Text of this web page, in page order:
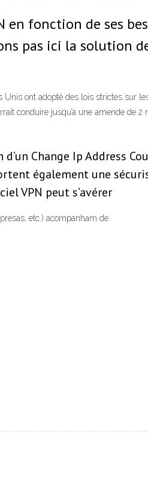
en fonction de ses
pas ici la solution
ont adopté des lois strictes sur
conduire jusqu’à une amende de
Change Ip Address
également une
VPN peut s’avérer
etc.) acompanham de